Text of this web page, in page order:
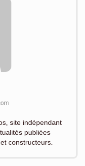
site indépendant
publiées
constructeurs.